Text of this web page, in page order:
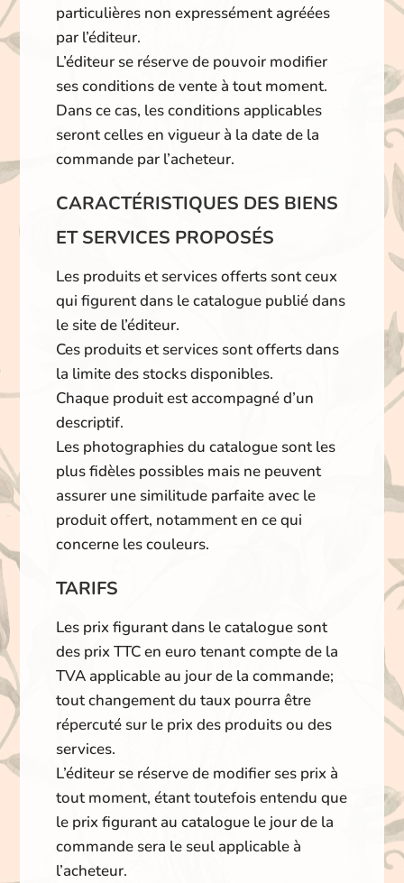
particulières non expressément agréées
par l’éditeur.
L’éditeur se réserve de pouvoir modifier
ses conditions de vente à tout moment.
Dans ce cas, les conditions applicables
seront celles en vigueur à la date de la
commande par l’acheteur.
CARACTÉRISTIQUES DES BIENS
ET SERVICES PROPOSÉS
Les produits et services offerts sont ceux
qui figurent dans le catalogue publié dans
le site de l’éditeur.
Ces produits et services sont offerts dans
la limite des stocks disponibles.
Chaque produit est accompagné d’un
descriptif.
Les photographies du catalogue sont les
plus fidèles possibles mais ne peuvent
assurer une similitude parfaite avec le
produit offert, notamment en ce qui
concerne les couleurs.
TARIFS
Les prix figurant dans le catalogue sont
des prix TTC en euro tenant compte de la
TVA applicable au jour de la commande;
tout changement du taux pourra être
répercuté sur le prix des produits ou des
services.
L’éditeur se réserve de modifier ses prix à
tout moment, étant toutefois entendu que
le prix figurant au catalogue le jour de la
commande sera le seul applicable à
l’acheteur.